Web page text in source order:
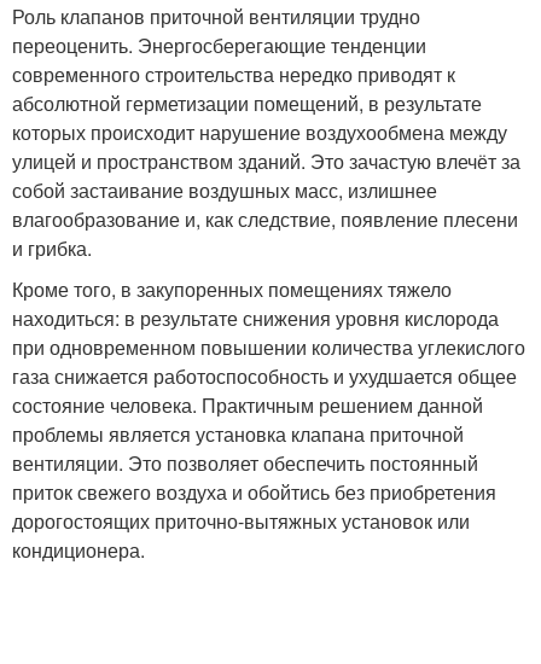
Роль клапанов приточной вентиляции трудно
переоценить. Энергосберегающие тенденции
современного строительства нередко приводят к
абсолютной герметизации помещений, в результате
которых происходит нарушение воздухообмена между
улицей и пространством зданий. Это зачастую влечёт за
собой застаивание воздушных масс, излишнее
влагообразование и, как следствие, появление плесени
и грибка.
Кроме того, в закупоренных помещениях тяжело
находиться: в результате снижения уровня кислорода
при одновременном повышении количества углекислого
газа снижается работоспособность и ухудшается общее
состояние человека. Практичным решением данной
проблемы является установка клапана приточной
вентиляции. Это позволяет обеспечить постоянный
приток свежего воздуха и обойтись без приобретения
дорогостоящих приточно-вытяжных установок или
кондиционера.